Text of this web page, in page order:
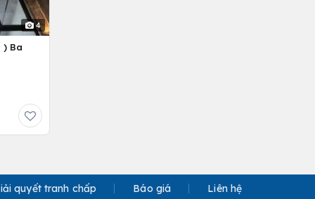
4
) Ba
quyết tranh chấp Báo giá Liên hệ